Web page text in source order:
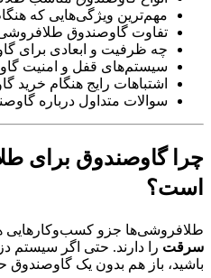
مهم‌ترین ویژگی‌هایی که
تفاوت گاوصندوق
چه ظرفیت و ابعادی برای
سیستم‌های قفل و امنیت
اشتباهات رایج هنگام خرید
سوالات متداول درباره
چرا گاوصندوق برای
است؟
طلافروشی‌ها جزو کسب‌وکارهایی
سرقت را دارند. حتی اگر سیستم
باشید، باز هم بدون یک گاوصندوق